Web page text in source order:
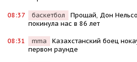
08:37 баскетбол
Прощай, Дон
покинула нас в 86 лет
08:31 mma
Казахстанский боец
первом раунде